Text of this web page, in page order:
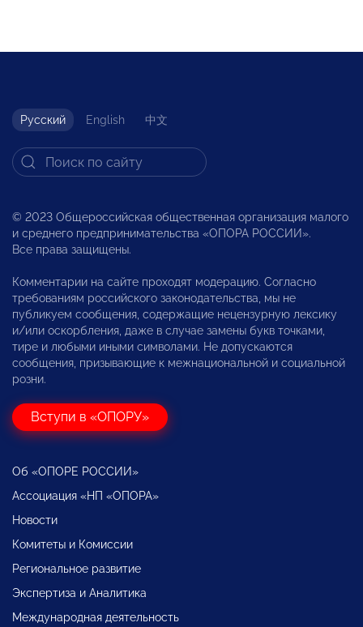
Русский English 中文
© 2023 Общероссийская общественная организация малого
и среднего предпринимательства «ОПОРА РОССИИ».
Все права защищены.
Комментарии на сайте проходят модерацию. Согласно
требованиям российского законодательства, мы не
публикуем сообщения, содержащие нецензурную лексику
и/или оскорбления, даже в случае замены букв точками,
тире и любыми иными символами. Не допускаются
сообщения, призывающие к межнациональной и социальной
розни.
Вступи в «ОПОРУ»
Об «ОПОРЕ РОССИИ»
Ассоциация «НП «ОПОРА»
Новости
Комитеты и Комиссии
Региональное развитие
Экспертиза и Аналитика
Международная деятельность